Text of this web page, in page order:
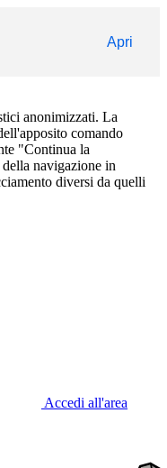
Apri
anonimizzati. La
comando
"Continua la
navigazione in
diversi da quelli
Accedi all'area